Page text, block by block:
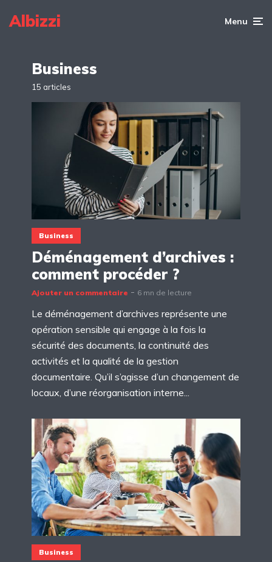
Albizzi Menu
Business
15 articles
Business
Déménagement d’archives :
comment procéder ?
Ajouter un commentaire 6 mn de lecture
Le déménagement d’archives représente une
opération sensible qui engage à la fois la
sécurité des documents, la continuité des
activités et la qualité de la gestion
documentaire. Qu’il s’agisse d’un changement de
locaux, d’une réorganisation interne...
Business